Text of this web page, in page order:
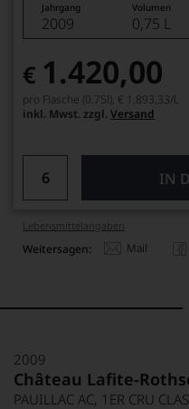
Jahrgang Volumen
2009 0,75 L
€ 1.420,00
pro Flasche (0.75l), € 1.893,33/L
inkl. Mwst. zzgl. Versand
IN
Lebensmittel­angaben
Weitersagen: Mail
2009
Château Lafite-
PAUILLAC AC, 1ER CRU